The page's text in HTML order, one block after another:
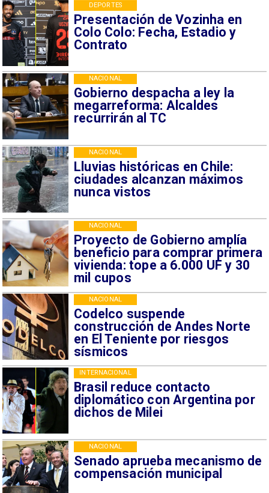
Presentación de Vozinha en
Colo Colo: Fecha, Estadio y
Contrato
DEPORTES
Gobierno despacha a ley la
megarreforma: Alcaldes
recurrirán al TC
NACIONAL
Lluvias históricas en Chile:
ciudades alcanzan máximos
nunca vistos
NACIONAL
Proyecto de Gobierno amplía
beneficio para comprar primera
vivienda: tope a 6.000 UF y 30
mil cupos
NACIONAL
Codelco suspende
construcción de Andes Norte
en El Teniente por riesgos
sísmicos
NACIONAL
Brasil reduce contacto
diplomático con Argentina por
dichos de Milei
INTERNACIONAL
Senado aprueba mecanismo de
compensación municipal
NACIONAL